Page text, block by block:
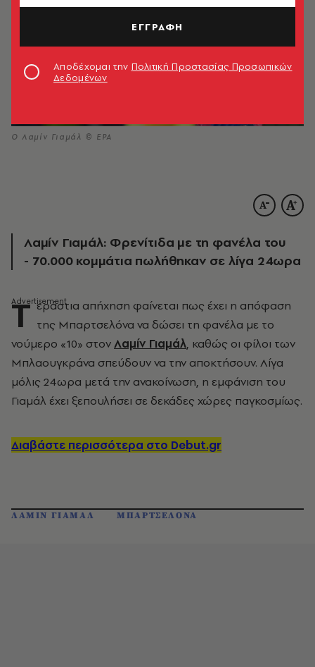
Ο Λαμίν Γιαμάλ © EPA
Λαμίν Γιαμάλ: Φρενίτιδα με τη φανέλα του
- 70.000 κομμάτια πωλήθηκαν σε λίγα 24ωρα
Τ εράστια απήχηση φαίνεται πως έχει η απόφαση
της Μπαρτσελόνα να δώσει τη φανέλα με το
νούμερο «10» στονΛαμίν Γιαμάλ, καθώς οι φίλοι των
Μπλαουγκράνα σπεύδουν να την αποκτήσουν. Λίγα
μόλις 24ωρα μετά την ανακοίνωση, η εμφάνιση του
Γιαμάλ έχει ξεπουλήσει σε δεκάδες χώρες παγκοσμίως.
Διαβάστε περισσότερα στο Debut.gr
ΛΑΜΙΝ ΓΙΑΜΑΛ ΜΠΑΡΤΣΕΛΟΝΑ
ΕΓΓΡΑΦΗ
Αποδέχομαι την Πολιτική Προστασίας Προσωπικών
Δεδομένων